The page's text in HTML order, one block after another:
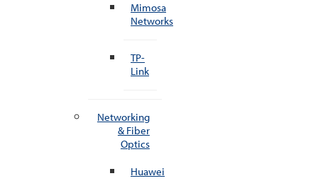
Mimosa
Networks
TP-
Link
Networking
& Fiber
Optics
Huawei